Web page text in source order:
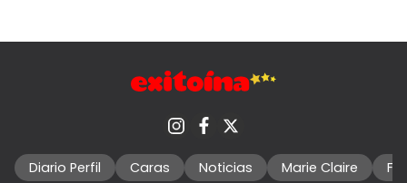
Diario Perfil Caras Noticias Marie Claire